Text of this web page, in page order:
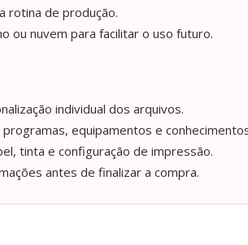
rotina de produção.
ou nuvem para facilitar o uso futuro.
individual dos arquivos.
equipamentos e
tinta e configuração de impressão.
antes de finalizar a compra.